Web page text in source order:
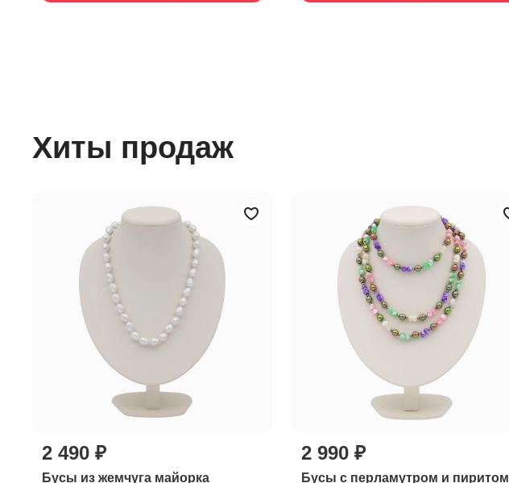
Хиты продаж
2 490 ₽
Бусы из жемчуга майорка
2 990 ₽
Бусы с перламутром и пиритом